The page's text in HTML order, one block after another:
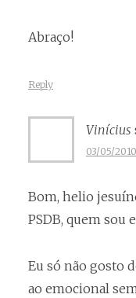
Abraço!
Reply
Vinícius
03/05/
Bom, helio
PSDB, quem sou
Eu só não gosto
ao emocional